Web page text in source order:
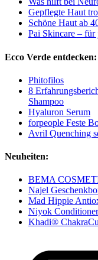
Gepflegte Haut
Schöne Haut ab
Pai Skincare – für
Ecco Verde entdecken:
Phitofilos
8
Shampoo
Hyaluron Serum
forpeople Feste
Avril Quenching
Neuheiten:
BEMA
Najel
Mad Hippie
Niyok
Khadi®